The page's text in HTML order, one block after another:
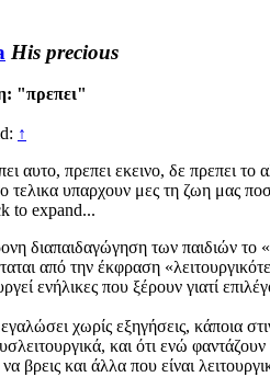
His precious
"πρεπει"
↑
αυτο, πρεπει εκεινο, δε πρεπει το
τελικα υπαρχουν μες τη ζωη μας
to expand...
διαπαιδαγώγηση των παιδιών το
από την έκφραση
ενήλικες που ξέρουν γιατί
χωρίς εξηγήσεις, κάποια
και ότι ενώ
βρεις και άλλα που είναι